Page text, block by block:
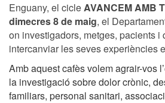
Enguany, el cicleAVANCEM AMB
dimecres 8 de maig, el
on investigadors, metges, pacients
intercanviar les seves experiències
Amb aquest cafès volem agrair-vos
la investigació sobre dolor crònic,
familiars, personal sanitari,